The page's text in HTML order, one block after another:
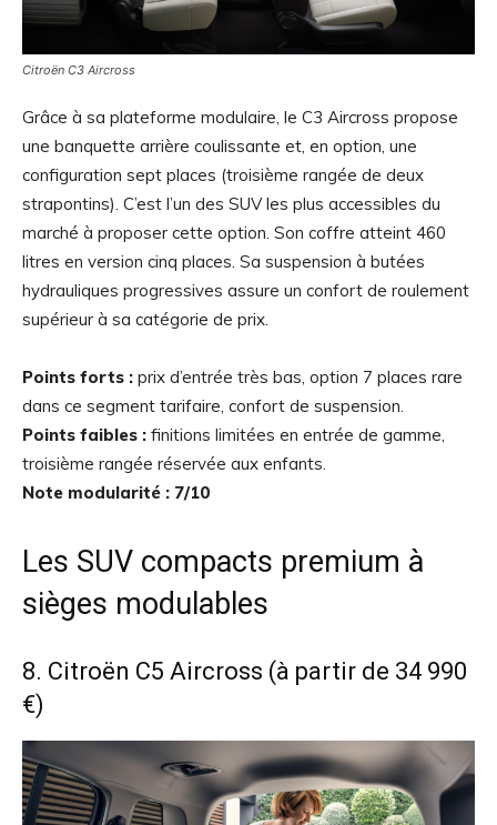
Citroën C3 Aircross
Grâce à sa plateforme modulaire, le C3 Aircross propose
une banquette arrière coulissante et, en option, une
configuration sept places (troisième rangée de deux
strapontins). C’est l’un des SUV les plus accessibles du
marché à proposer cette option. Son coffre atteint 460
litres en version cinq places. Sa suspension à butées
hydrauliques progressives assure un confort de roulement
supérieur à sa catégorie de prix.
Points forts : prix d’entrée très bas, option 7 places rare
dans ce segment tarifaire, confort de suspension.
Points faibles : finitions limitées en entrée de gamme,
troisième rangée réservée aux enfants.
Note modularité : 7/10
Les SUV compacts premium à
sièges modulables
8. Citroën C5 Aircross (à partir de 34 990
€)